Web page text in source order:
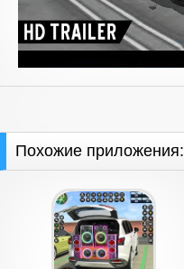
Похожие приложения: